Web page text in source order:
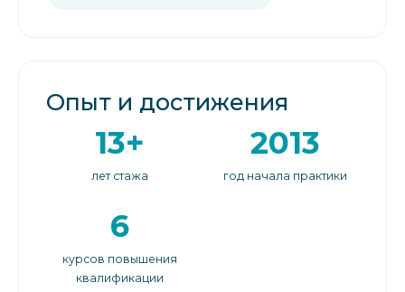
Опыт и достижения
13+
лет стажа
2013
год начала практики
6
курсов повышения
квалификации